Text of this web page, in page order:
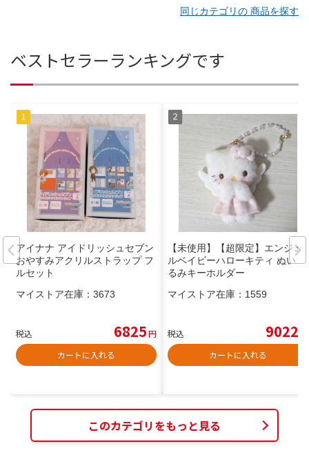
同じカテゴリの 商品を探す
ベストセラーランキングです
アイナナ アイドリッシュセブン
おやすみアクリルストラップ フ
ルセット
マイストア在庫： 3673
税込 6825円
カートに入れる
【未使用】【超限定】エンジェ
ルベイビーハローキティ ぬいぐ
るみキーホルダー
マイストア在庫： 1559
税込 9022
カートに入れる
このカテゴリをもっと見る